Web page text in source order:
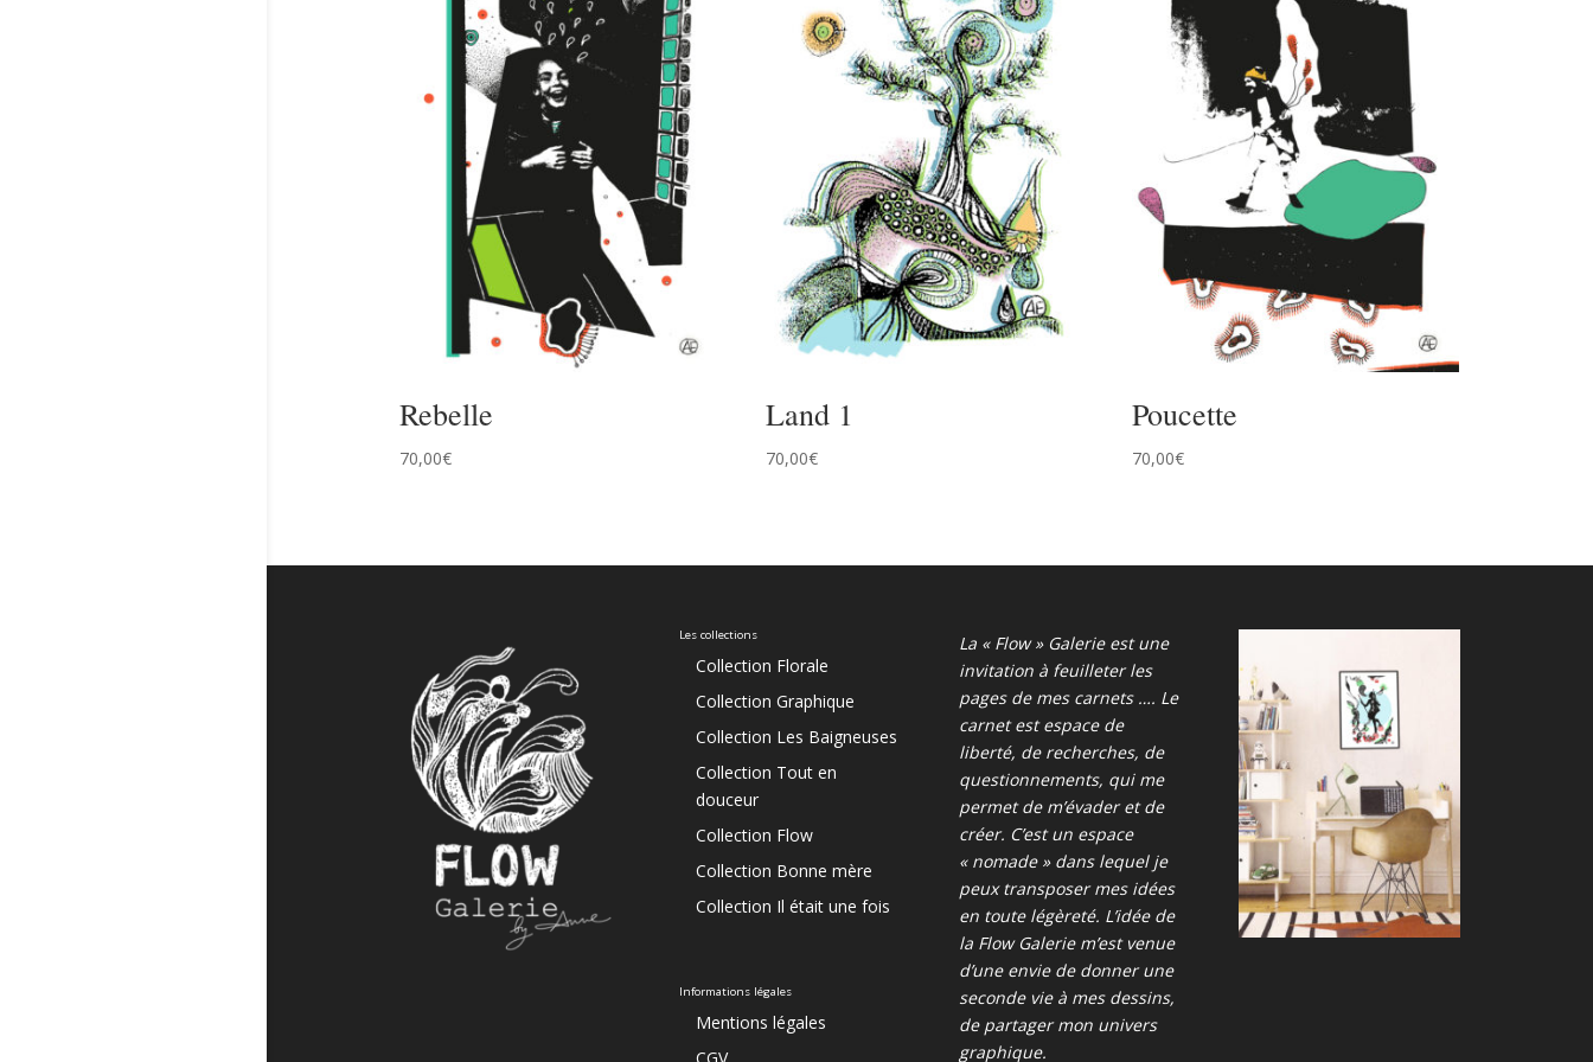
Rebelle
70,00€
Land 1
70,00€
Poucette
70,00€
Les collections
Collection Florale
Collection Graphique
Collection Les Baigneuses
Collection Tout en
douceur
Collection Flow
Collection Bonne mère
Collection Il était une fois
Informations légales
Mentions légales
La « Flow » Galerie est une
invitation à feuilleter les
pages de mes carnets …. Le
carnet est espace de
liberté, de recherches, de
questionnements, qui me
permet de m’évader et de
créer. C’est un espace
« nomade » dans lequel je
peux transposer mes idées
en toute légèreté. L’idée de
la Flow Galerie m’est venue
d’une envie de donner une
seconde vie à mes dessins,
de partager mon univers
graphique.